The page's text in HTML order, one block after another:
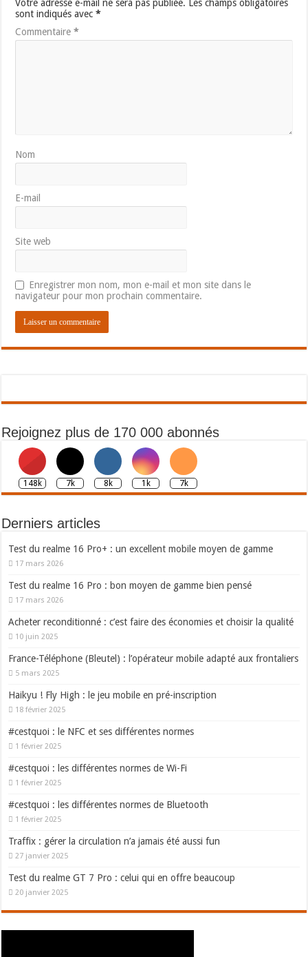
Votre adresse e-mail ne sera pas publiée. Les champs obligatoires
sont indiqués avec*
Commentaire*
Nom
E-mail
Site web
Enregistrer mon nom, mon e-mail et mon site dans le
navigateur pour mon prochain commentaire.
Rejoignez plus de 170 000 abonnés
148k 7k 8k 1k 7k
Derniers articles
Test du realme 16 Pro+ : un excellent mobile moyen de gamme
17 mars 2026
Test du realme 16 Pro : bon moyen de gamme bien pensé
17 mars 2026
Acheter reconditionné : c’est faire des économies et choisir la qualité
10 juin 2025
France-Téléphone (Bleutel) : l’opérateur mobile adapté aux frontaliers
5 mars 2025
Haikyu ! Fly High : le jeu mobile en pré-inscription
18 février 2025
#cestquoi : le NFC et ses différentes normes
1 février 2025
#cestquoi : les différentes normes de Wi-Fi
1 février 2025
#cestquoi : les différentes normes de Bluetooth
1 février 2025
Traffix : gérer la circulation n’a jamais été aussi fun
27 janvier 2025
Test du realme GT 7 Pro : celui qui en offre beaucoup
20 janvier 2025